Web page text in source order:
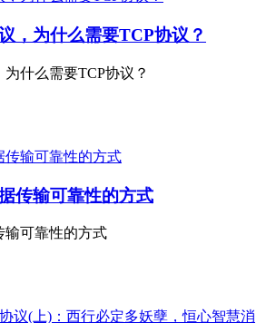
，为什么需要TCP协议？
什么需要TCP协议？
传输可靠性的方式
输可靠性的方式